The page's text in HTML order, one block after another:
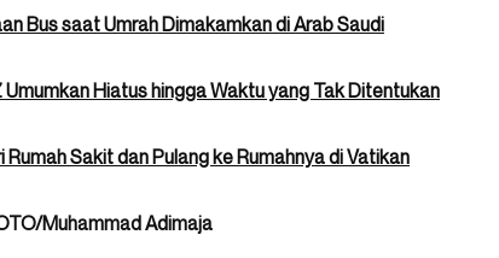
Bus saat Umrah Dimakamkan di Arab Saudi
Hiatus hingga Waktu yang Tak Ditentukan
Sakit dan Pulang ke Rumahnya di Vatikan
Muhammad Adimaja